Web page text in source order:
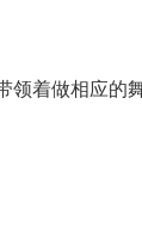
着做相应的